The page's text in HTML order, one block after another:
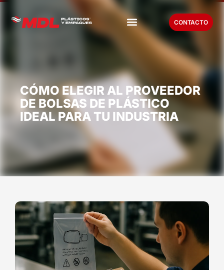
CONTACTO
CÓMO ELEGIR AL PROVEEDOR
DE BOLSAS DE PLÁSTICO
IDEAL PARA TU INDUSTRIA